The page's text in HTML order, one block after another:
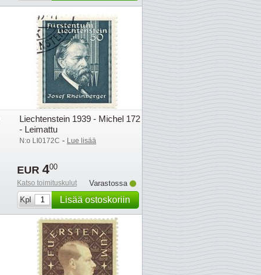
Liechtenstein 1939 - Michel 172
- Leimattu
N:o LI0172C - Lue lisää
EUR 400
Katso toimituskulut
Varastossa
Kpl
Lisää ostoskoriin